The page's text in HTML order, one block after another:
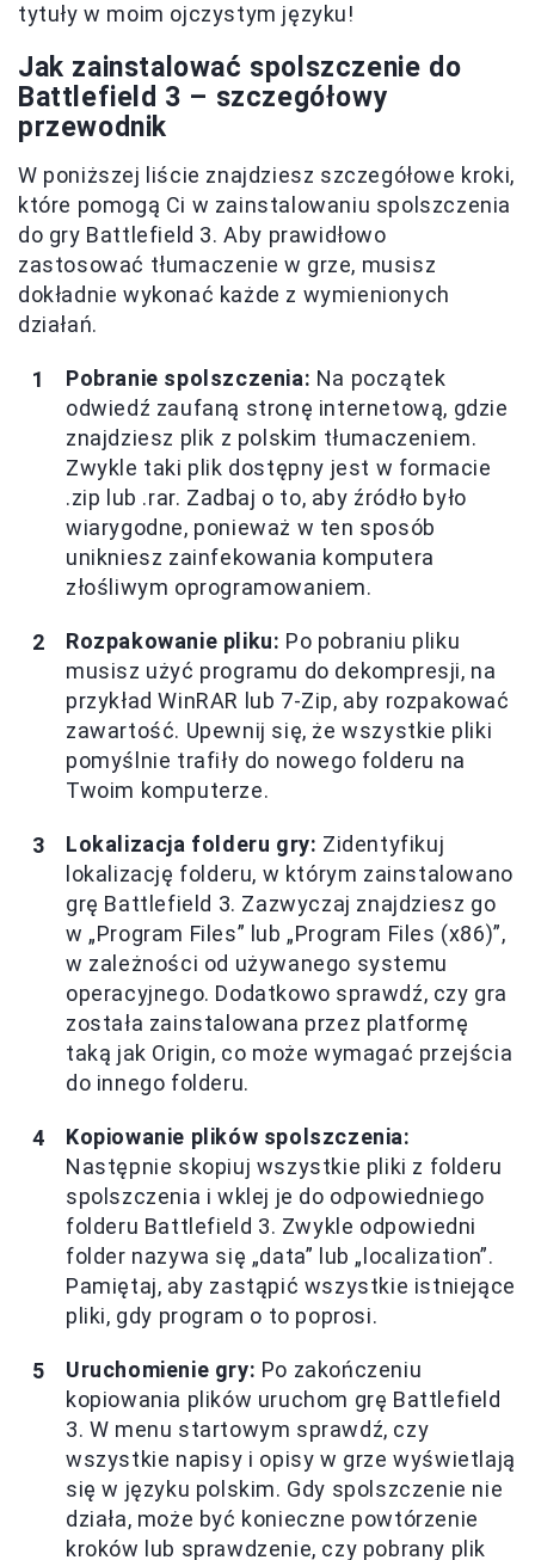
tytuły w moim ojczystym języku!
Jak zainstalować spolszczenie do
Battlefield 3 – szczegółowy
przewodnik
W poniższej liście znajdziesz szczegółowe kroki,
które pomogą Ci w zainstalowaniu spolszczenia
do gry Battlefield 3. Aby prawidłowo
zastosować tłumaczenie w grze, musisz
dokładnie wykonać każde z wymienionych
działań.
Pobranie spolszczenia: Na początek
odwiedź zaufaną stronę internetową, gdzie
znajdziesz plik z polskim tłumaczeniem.
Zwykle taki plik dostępny jest w formacie
.zip lub .rar. Zadbaj o to, aby źródło było
wiarygodne, ponieważ w ten sposób
unikniesz zainfekowania komputera
złośliwym oprogramowaniem.
Rozpakowanie pliku: Po pobraniu pliku
musisz użyć programu do dekompresji, na
przykład WinRAR lub 7-Zip, aby rozpakować
zawartość. Upewnij się, że wszystkie pliki
pomyślnie trafiły do nowego folderu na
Twoim komputerze.
Lokalizacja folderu gry: Zidentyfikuj
lokalizację folderu, w którym zainstalowano
grę Battlefield 3. Zazwyczaj znajdziesz go
w „Program Files” lub „Program Files (x86)”,
w zależności od używanego systemu
operacyjnego. Dodatkowo sprawdź, czy gra
została zainstalowana przez platformę
taką jak Origin, co może wymagać przejścia
do innego folderu.
Kopiowanie plików spolszczenia:
Następnie skopiuj wszystkie pliki z folderu
spolszczenia i wklej je do odpowiedniego
folderu Battlefield 3. Zwykle odpowiedni
folder nazywa się „data” lub „localization”.
Pamiętaj, aby zastąpić wszystkie istniejące
pliki, gdy program o to poprosi.
Uruchomienie gry: Po zakończeniu
kopiowania plików uruchom grę Battlefield
3. W menu startowym sprawdź, czy
wszystkie napisy i opisy w grze wyświetlają
się w języku polskim. Gdy spolszczenie nie
działa, może być konieczne powtórzenie
kroków lub sprawdzenie, czy pobrany plik